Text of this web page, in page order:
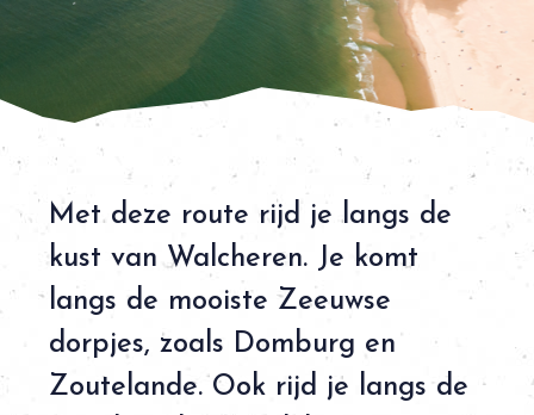
Met deze route rijd je langs de
kust van Walcheren. Je komt
langs de mooiste Zeeuwse
dorpjes, zoals Domburg en
Zoutelande. Ook rijd je langs de